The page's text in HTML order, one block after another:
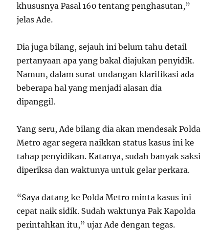
khususnya Pasal 160 tentang penghasutan,”
jelas Ade.
Dia juga bilang, sejauh ini belum tahu detail
pertanyaan apa yang bakal diajukan penyidik.
Namun, dalam surat undangan klarifikasi ada
beberapa hal yang menjadi alasan dia
dipanggil.
Yang seru, Ade bilang dia akan mendesak Polda
Metro agar segera naikkan status kasus ini ke
tahap penyidikan. Katanya, sudah banyak saksi
diperiksa dan waktunya untuk gelar perkara.
“Saya datang ke Polda Metro minta kasus ini
cepat naik sidik. Sudah waktunya Pak Kapolda
perintahkan itu,” ujar Ade dengan tegas.